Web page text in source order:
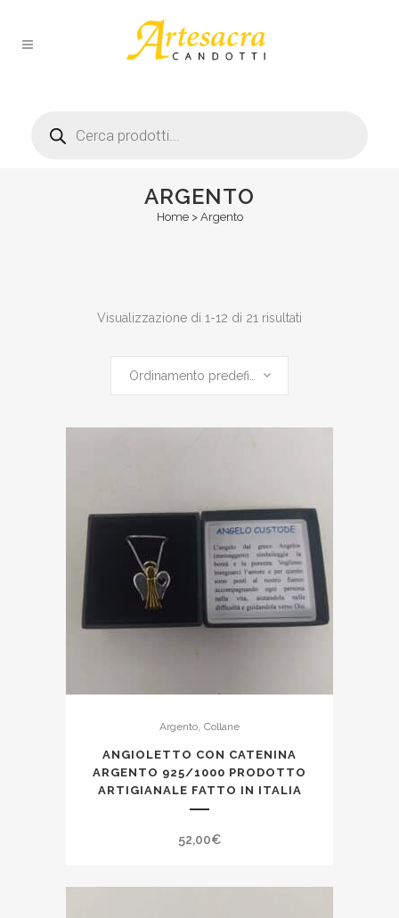
search
ARGENTO
Home> Argento
Visualizzazione di 1-12 di 21 risultati
Argento Collane
ANGIOLETTO CON CATENINA
ARGENTO 925/1000 PRODOTTO
ARTIGIANALE FATTO IN ITALIA
52,00€